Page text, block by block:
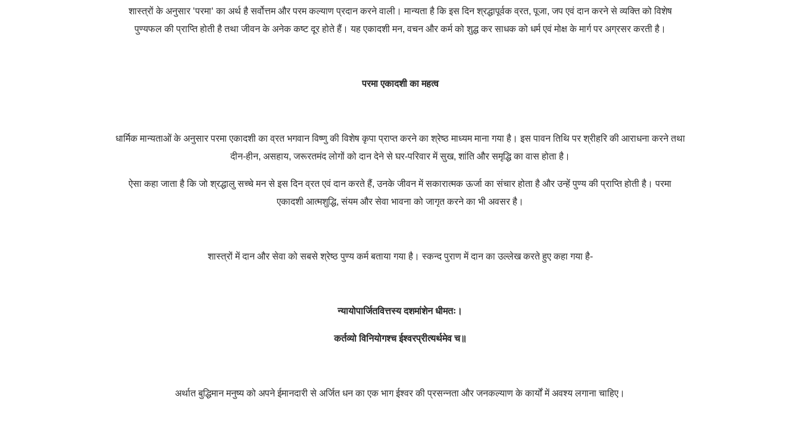
शास्त्रों के अनुसार ‘परमा‘का अर्थ है सर्वोत्तम और परम कल्याण प्रदान करने वाली। मान्यता है कि इस दिन श्रद्धापूर्वक व्रत,पूजा,जप एवं दान करने से व्यक्ति को विशेष
पुण्यफल की प्राप्ति होती है तथा जीवन के अनेक कष्ट दूर होते हैं। यह एकादशी मन,वचन और कर्म को शुद्ध कर साधक को धर्म एवं मोक्ष के मार्ग पर अग्रसर करती है।
परमा एकादशी का महत्व
धार्मिक मान्यताओं के अनुसार परमा एकादशी का व्रत भगवान विष्णु की विशेष कृपा प्राप्त करने का श्रेष्ठ माध्यम माना गया है। इस पावन तिथि पर श्रीहरि की आराधना करने तथा
दीन-हीन, असहाय, जरूरतमंद लोगों को दान देने सेघर-परिवार में सुख,शांति और समृद्धि का वास होता है।
ऐसा कहा जाता है कि जो श्रद्धालु सच्चे मन से इस दिन व्रत एवं दान करते हैं,उनके जीवन में सकारात्मक ऊर्जा का संचार होता है और उन्हें पुण्य की प्राप्ति होती है। परमा
एकादशी आत्मशुद्धि,संयम और सेवा भावना को जागृत करने का भी अवसर है।
शास्त्रों में दान और सेवा को सबसे श्रेष्ठ पुण्य कर्म बताया गया है। स्कन्द पुराण में दान का उल्लेख करते हुए कहा गया है-
न्यायोपार्जितवित्तस्य दशमांशेन धीमतः।
कर्तव्यो विनियोगश्च ईश्वरप्रीत्यर्थमेव च॥
अर्थात बुद्धिमान मनुष्य को अपने ईमानदारी से अर्जित धन का एक भाग ईश्वर की प्रसन्नता और जनकल्याण के कार्यों में अवश्य लगाना चाहिए।